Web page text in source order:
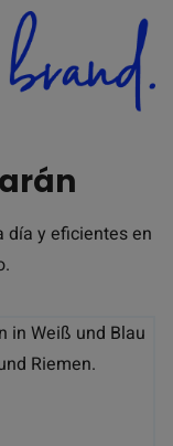
día y eficientes en